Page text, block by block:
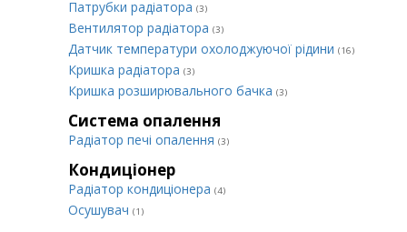
Патрубки радіатора (3)
Вентилятор радіатора (3)
Датчик температури охолоджуючої рідини (16)
Кришка радіатора (3)
Кришка розширювального бачка (3)
Система опалення
Радіатор печі опалення (3)
Кондиціонер
Радіатор кондиціонера (4)
Осушувач (1)